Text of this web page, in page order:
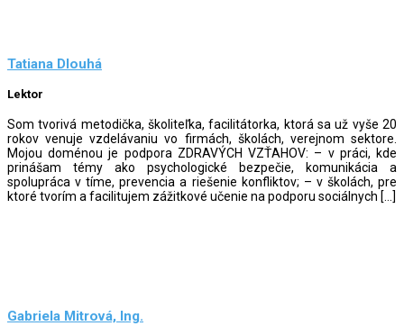
Tatiana Dlouhá
Lektor
Som tvorivá metodička, školiteľka, facilitátorka, ktorá sa už vyše 20
rokov venuje vzdelávaniu vo firmách, školách, verejnom sektore.
Mojou doménou je podpora ZDRAVÝCH VZŤAHOV: – v práci, kde
prinášam témy ako psychologické bezpečie, komunikácia a
spolupráca v tíme, prevencia a riešenie konfliktov; – v školách, pre
ktoré tvorím a facilitujem zážitkové učenie na podporu sociálnych […]
Gabriela Mitrová, Ing.